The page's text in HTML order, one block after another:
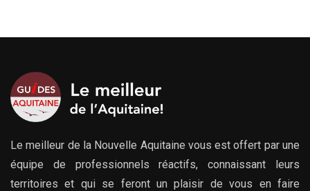
Le meilleur de la Nouvelle Aquitaine vous est offert par une
équipe de professionnels réactifs, connaissant leurs
territoires et qui se feront un plaisir de vous en faire